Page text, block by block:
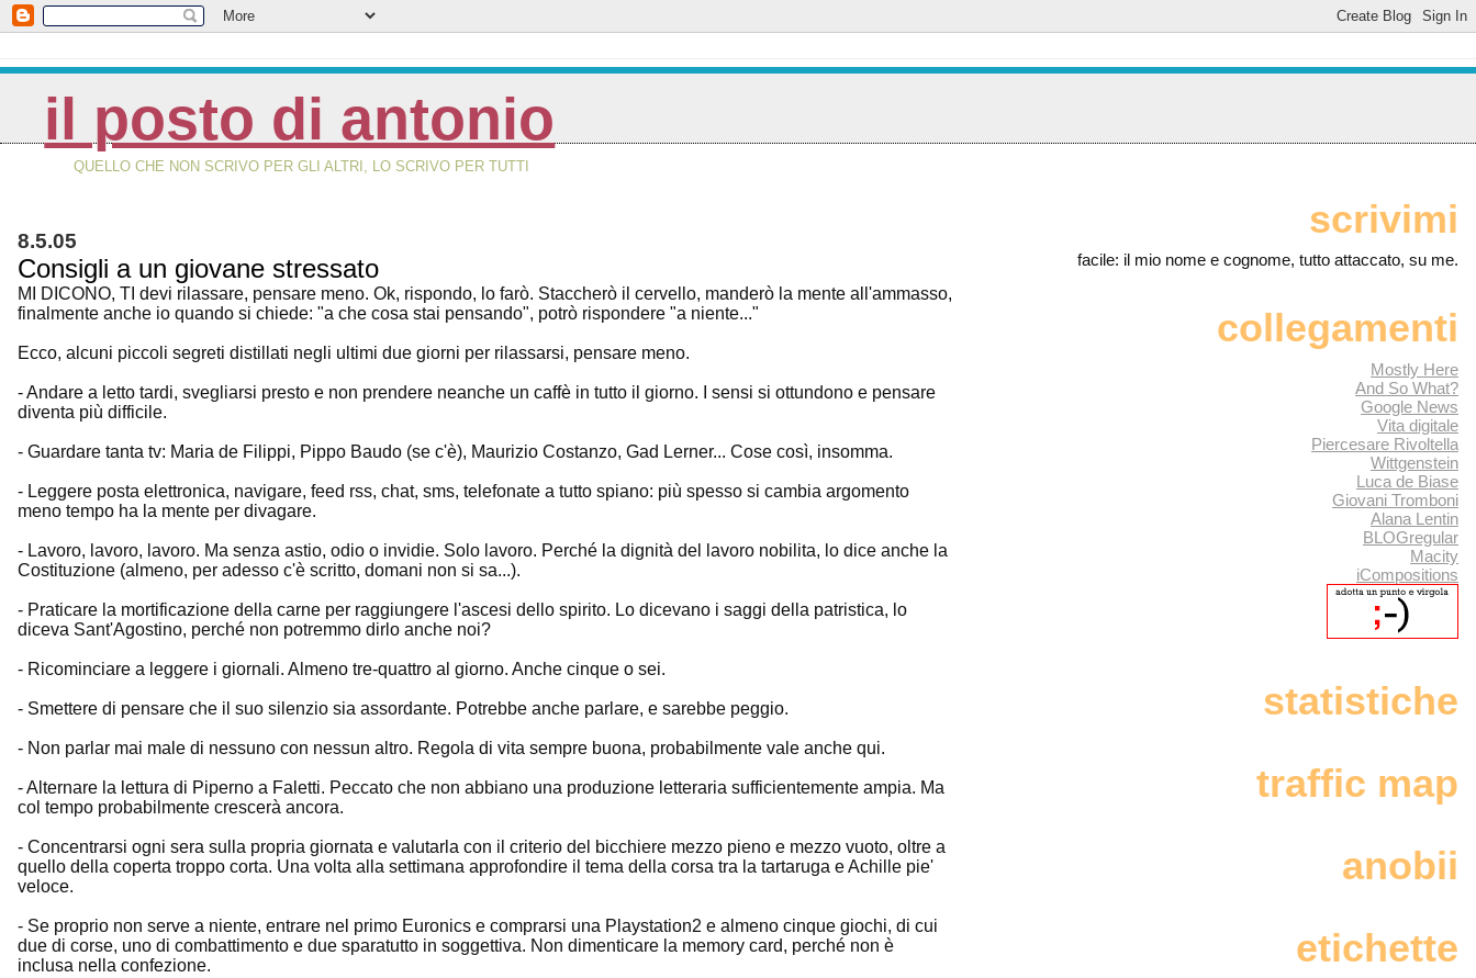
il posto di antonio
QUELLO CHE NON SCRIVO PER GLI ALTRI, LO SCRIVO PER TUTTI
8.5.05
Consigli a un giovane stressato
MI DICONO, TI devi rilassare, pensare meno. Ok, rispondo, lo farò. Staccherò il cervello, manderò la mente all'ammasso,
finalmente anche io quando si chiede: "a che cosa stai pensando", potrò rispondere "a niente..."
Ecco, alcuni piccoli segreti distillati negli ultimi due giorni per rilassarsi, pensare meno.
- Andare a letto tardi, svegliarsi presto e non prendere neanche un caffè in tutto il giorno. I sensi si ottundono e pensare
diventa più difficile.
- Guardare tanta tv: Maria de Filippi, Pippo Baudo (se c'è), Maurizio Costanzo, Gad Lerner... Cose così, insomma.
- Leggere posta elettronica, navigare, feed rss, chat, sms, telefonate a tutto spiano: più spesso si cambia argomento
meno tempo ha la mente per divagare.
- Lavoro, lavoro, lavoro. Ma senza astio, odio o invidie. Solo lavoro. Perché la dignità del lavoro nobilita, lo dice anche la
Costituzione (almeno, per adesso c'è scritto, domani non si sa...).
- Praticare la mortificazione della carne per raggiungere l'ascesi dello spirito. Lo dicevano i saggi della patristica, lo
diceva Sant'Agostino, perché non potremmo dirlo anche noi?
- Ricominciare a leggere i giornali. Almeno tre-quattro al giorno. Anche cinque o sei.
- Smettere di pensare che il suo silenzio sia assordante. Potrebbe anche parlare, e sarebbe peggio.
- Non parlar mai male di nessuno con nessun altro. Regola di vita sempre buona, probabilmente vale anche qui.
- Alternare la lettura di Piperno a Faletti. Peccato che non abbiano una produzione letteraria sufficientemente ampia. Ma
col tempo probabilmente crescerà ancora.
- Concentrarsi ogni sera sulla propria giornata e valutarla con il criterio del bicchiere mezzo pieno e mezzo vuoto, oltre a
quello della coperta troppo corta. Una volta alla settimana approfondire il tema della corsa tra la tartaruga e Achille pie'
veloce.
- Se proprio non serve a niente, entrare nel primo Euronics e comprarsi una Playstation2 e almeno cinque giochi, di cui
due di corse, uno di combattimento e due sparatutto in soggettiva. Non dimenticare la memory card, perché non è
inclusa nella confezione.
scrivimi
facile: il mio nome e cognome, tutto attaccato, su me.
collegamenti
Mostly Here
And So What?
Google News
Vita digitale
Piercesare Rivoltella
Wittgenstein
Luca de Biase
Giovani Tromboni
Alana Lentin
BLOGregular
Macity
iCompositions
statistiche
traffic map
anobii
etichette